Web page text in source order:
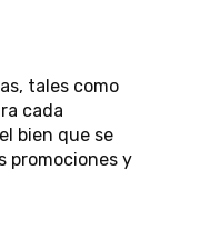
tales como
cada
bien que se
promociones y